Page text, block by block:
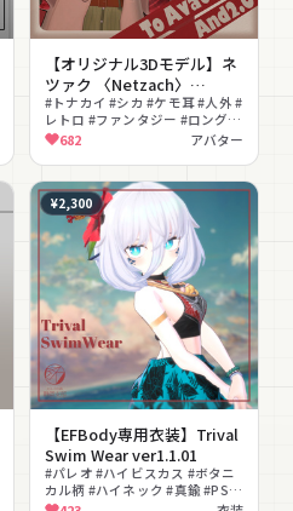
【オリジナル3Dモデル】ネ
ツァク 〈Netzach〉
ver1.2.31
#トナカイ #シカ #ケモ耳 #人外 #
レトロ #ファンタジー #ロングヘ
ア #フルトラ対応 #EFBody対応
682 アバター
¥2,300
【EFBody専用衣装】Trival
Swim Wear ver1.1.01
#パレオ #ハイビスカス #ボタニ
カル柄 #ハイネック #真鍮 #PSD
付き